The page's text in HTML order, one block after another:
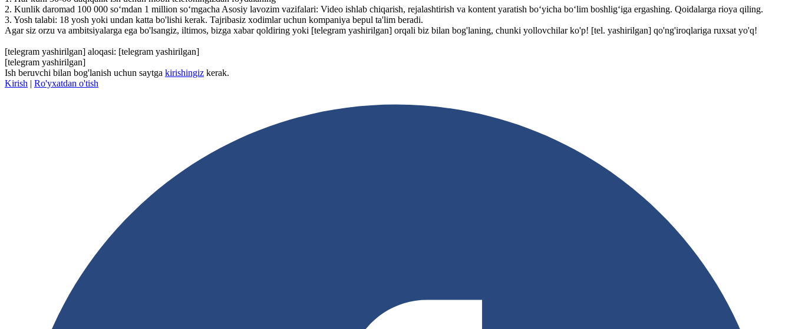
2. Kunlik daromad 100 000 so‘mdan 1 million so‘mgacha Asosiy lavozim vazifalari: Video ishlab chiqarish, rejalashtirish va kontent yaratish bo‘yicha bo‘lim boshlig‘iga ergashing. Qoidalarga rioya qiling.
3. Yosh talabi: 18 yosh yoki undan katta bo'lishi kerak. Tajribasiz xodimlar uchun kompaniya bepul ta'lim beradi.
Agar siz orzu va ambitsiyalarga ega bo'lsangiz, iltimos, bizga xabar qoldiring yoki [telegram yashirilgan] orqali biz bilan bog'laning, chunki yollovchilar ko'p! [tel. yashirilgan] qo'ng'iroqlariga ruxsat yo'q!
[telegram yashirilgan] aloqasi: [telegram yashirilgan]
[telegram yashirilgan]
Ish beruvchi bilan bog'lanish uchun saytga kirishingiz kerak.
Kirish | Ro'yxatdan o'tish